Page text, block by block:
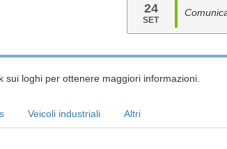
24
SET
sui loghi per ottenere maggiori informazioni.
Veicoli industriali Altri